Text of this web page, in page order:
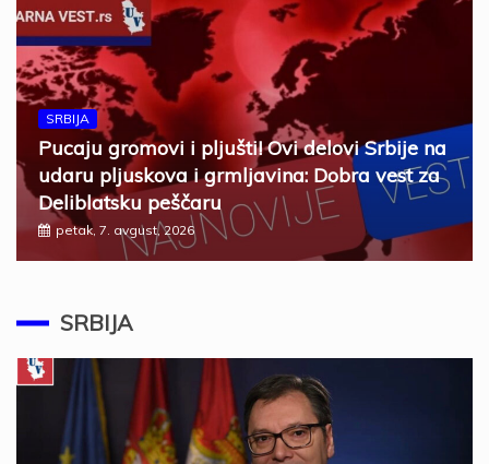
SRBIJA
Pucaju gromovi i pljušti! Ovi delovi Srbije na
udaru pljuskova i grmljavina: Dobra vest za
Deliblatsku peščaru
petak, 7. avgust, 2026
SRBIJA